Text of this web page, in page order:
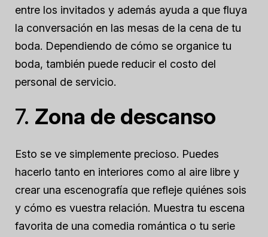
entre los invitados y además ayuda a que fluya
la conversación en las mesas de la cena de tu
boda. Dependiendo de cómo se organice tu
boda, también puede reducir el costo del
personal de servicio.
7. Zona de descanso
Esto se ve simplemente precioso. Puedes
hacerlo tanto en interiores como al aire libre y
crear una escenografía que refleje quiénes sois
y cómo es vuestra relación. Muestra tu escena
favorita de una comedia romántica o tu serie